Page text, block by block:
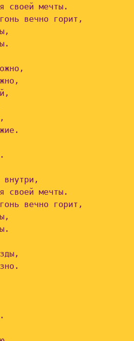
своей мечты.
вечно горит,
внутри,
своей мечты.
вечно горит,